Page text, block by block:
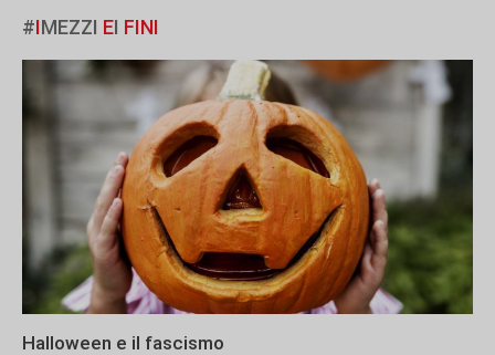
#IMEZZI EI FINI
Halloween e il fascismo